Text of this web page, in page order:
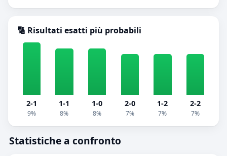
🔢 Risultati esatti più probabili
2-1
9%
1-1
8%
1-0
8%
2-0
7%
1-2
7%
2-2
7%
Statistiche a confronto